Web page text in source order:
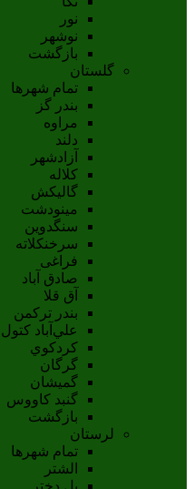
نور
نوشهر
بازگشت
گلستان
تمام شهر‌ها
بندر گز
مراوه
دلند
آزادشهر
کلاله
گالیکش
مینودشت
سنگدوین
سرخنکلاته
فراغی
صادق آباد
آق قلا
بندر ترکمن
علي‌آباد کتول
کردکوي
گرگان
گميشان
گنبد کاووس
بازگشت
لرستان
تمام شهر‌ها
الشتر
پل دختر